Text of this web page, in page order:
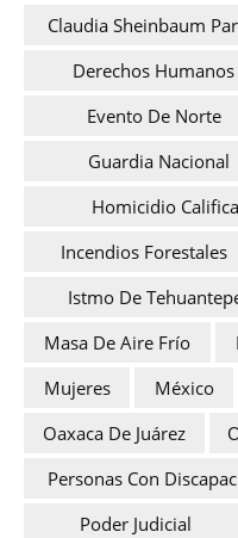
Claudia Sheinbaum
Derechos Humanos
Evento De Norte
Guardia Nacional
Homicidio
Incendios Forestales
Istmo De
Masa De Aire Frío
Mujeres
México
Oaxaca De Juárez
Personas Con
Poder Judicial